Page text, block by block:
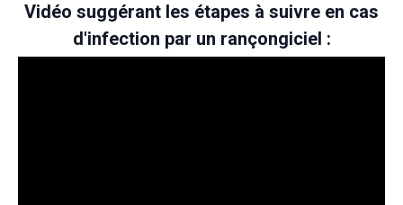
Vidéo suggérant les étapes à suivre en cas
d'infection par un rançongiciel :